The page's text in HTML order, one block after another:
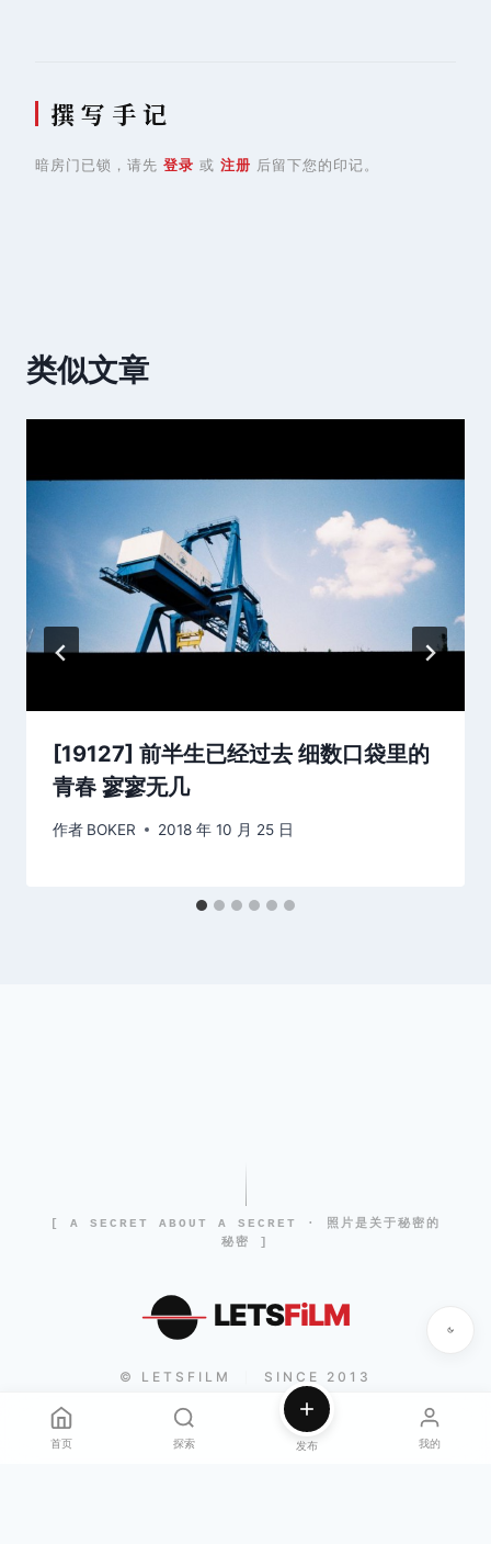
撰 写 手 记
暗房门已锁，请先 登录 或 注册 后留下您的印记。
类似文章
[19127] 前半生已经过去 细数口袋里的
青春 寥寥无几
作者 BOKER 2018 年 10 月 25 日
[ A SECRET ABOUT A SECRET · 照片是关于秘密的
秘密 ]
LETSFiLM
© LETSFILM SINCE 2013
首页 探索 发布 我的